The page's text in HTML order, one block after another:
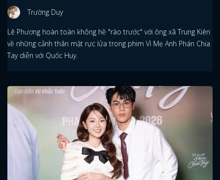
Trường Duy
Lê Phương hoàn toàn không hề "rào trước" với ông xã Trung Kiên
về những cảnh thân mật rực lửa trong phim Vì Mẹ Anh Phán Chia
Tay diễn với Quốc Huy.